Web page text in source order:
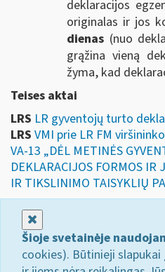
deklaracijos
originalas ir jos
dienas (nuo
grąžina vieną
žyma, kad
Teises aktai
LRS LR gyventojų turto
LRS VMI prie LR FM
VA-13 „DĖL METINĖS
DEKLARACIJOS FORMOS
IR TIKSLINIMO TAISYKLIŲ
Šioje svetainėje
cookies). Būtinieji